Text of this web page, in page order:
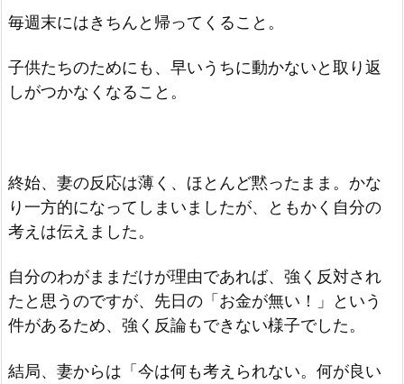
毎週末にはきちんと帰ってくること。
子供たちのためにも、早いうちに動かないと取り返
しがつかなくなること。
終始、妻の反応は薄く、ほとんど黙ったまま。かな
り一方的になってしまいましたが、ともかく自分の
考えは伝えました。
自分のわがままだけが理由であれば、強く反対され
たと思うのですが、先日の「お金が無い！」という
件があるため、強く反論もできない様子でした。
結局、妻からは「今は何も考えられない。何が良い